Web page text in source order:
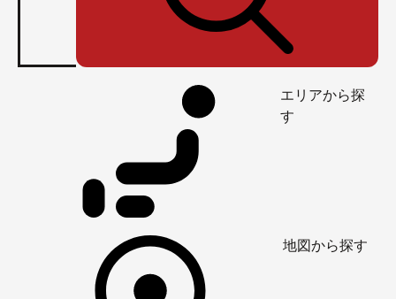
エリアから探
す
地図から探す